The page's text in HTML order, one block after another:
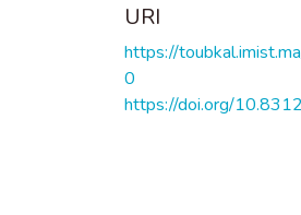
URI
https://
0
https://doi.org/